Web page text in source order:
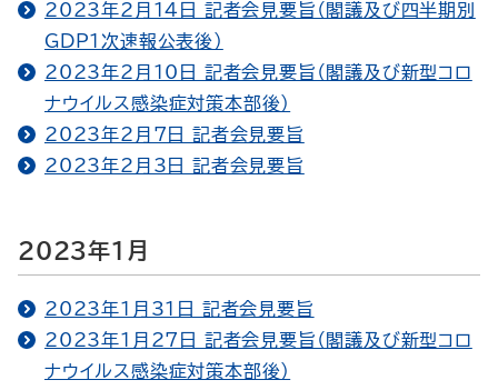
2023年2月14日 記者会見要旨（閣議及び四半期別
GDP１次速報公表後）
2023年2月10日 記者会見要旨（閣議及び新型コロ
ナウイルス感染症対策本部後）
2023年2月7日 記者会見要旨
2023年2月3日 記者会見要旨
2023年1月
2023年1月31日 記者会見要旨
2023年1月27日 記者会見要旨（閣議及び新型コロ
ナウイルス感染症対策本部後）